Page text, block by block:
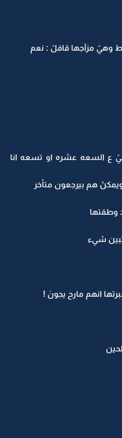
وهيً مزآجها قافلً : نعم
ع السعه عشره او تسعه انا
هم بيرجعون متأخر
وطقتها
تبين شيء
انهم مارح يجونَ !